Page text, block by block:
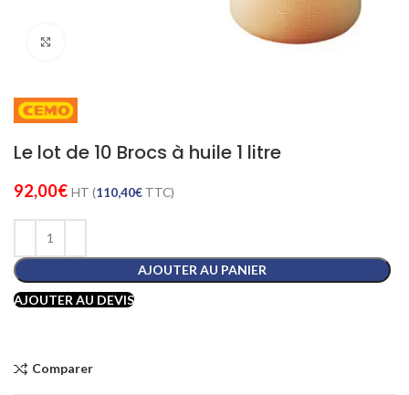
Le lot de 10 Brocs à huile 1 litre
92,00€ HT (110,40€ TTC)
AJOUTER AU PANIER
AJOUTER AU DEVIS
Comparer